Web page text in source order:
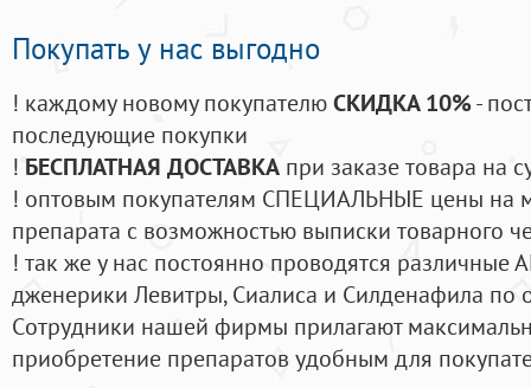
Покупать у нас выгодно
! каждому новому покупателюСКИДКА 10%-
последующие покупки
! БЕСПЛАТНАЯ ДОСТАВКА при заказе товара на
! оптовым покупателям СПЕЦИАЛЬНЫЕ цены на
препарата с возможностью выписки товарного
! так же у нас постоянно проводятся
дженерики Левитры, Сиалиса и Силденафила по
Cотрудники нашей фирмы прилагают
приобретение препаратов удобным для